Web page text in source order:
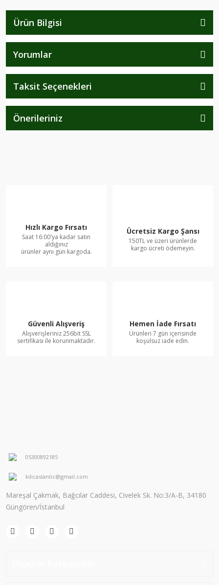
Ürün Bilgisi
Yorumlar
Taksit Seçenekleri
Önerileriniz
Hızlı Kargo Fırsatı
Saat 16:00'ya kadar satın
aldığınız
ürünler aynı gün kargoda.
Ücretsiz Kargo Şansı
150TL ve üzeri ürünlerde
kargo ücreti ödemeyin.
Güvenli Alışveriş
Alışverişleriniz 256bit SSL
sertifikası ile korunmaktadır.
Hemen İade Fırsatı
Ürünleri 7 gün içerisinde
koşulsuz iade edin.
05300892185
kilicaslantic@gmail.com
Mareşal Çakmak, Bağcılar Caddesi, Civelek Sk. No:3/A-B, 34180
Güngören/İstanbul